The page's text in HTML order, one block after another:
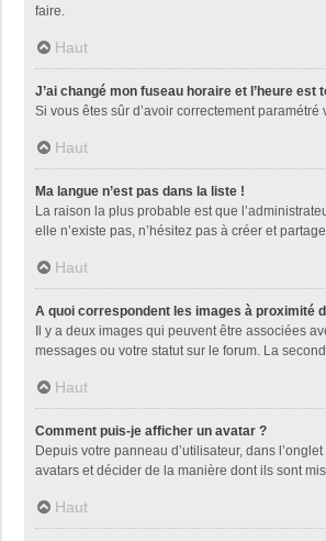
faire.
Haut
J’ai changé mon fuseau horaire et l’heure est
Si vous êtes sûr d’avoir correctement
Haut
Ma langue n’est pas dans la liste !
La raison la plus probable est que
elle n’existe pas, n’hésitez pas à créer et
Haut
A quoi correspondent les images à proximité
Il y a deux images qui peuvent être associées
messages ou votre statut sur le forum. La
Haut
Comment puis-je afficher un avatar ?
Depuis votre panneau d’utilisateur, dans
avatars et décider de la manière dont ils sont
Haut